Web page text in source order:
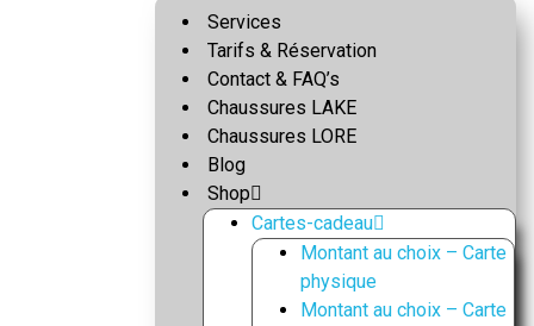
Services
Tarifs & Réservation
Contact & FAQ’s
Chaussures LAKE
Chaussures LORE
Blog
Shop
Cartes-cadeau
Montant au choix – Carte
physique
Montant au choix – Carte